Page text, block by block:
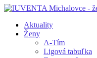
Aktuality
Ženy
A-Tím
Ligová tabuľka